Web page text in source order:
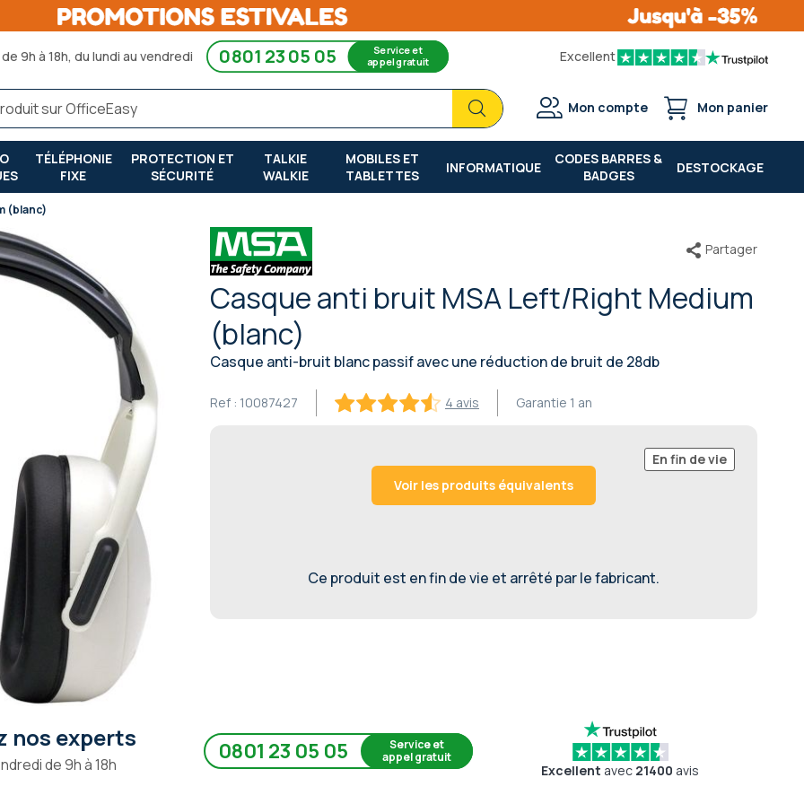
9h à 18h, du lundi au vendredi 0801 23 05 05 Service et
appel gratuit Excellent
Chercher
Chercher
Mon compte Mon panier
TÉLÉPHONIE
FIXE
PROTECTION ET
SÉCURITÉ
TALKIE
WALKIE
MOBILES ET
TABLETTES
INFORMATIQUE
CODES BARRES &
BADGES
DESTOCKAGE
(blanc)
Casque anti bruit MSA Left/Right Medium
(blanc)
Casque anti-bruit blanc passif avec une réduction de bruit de 28db
4 avis Garantie 1 an
Ref : 10087427
Partager
En fin de vie
Voir les produits équivalents
Ce produit est en fin de vie et arrêté par le fabricant.
nos experts
de 9h à 18h 0801 23 05 05
Service et
appel gratuit
Excellent avec 21400 avis